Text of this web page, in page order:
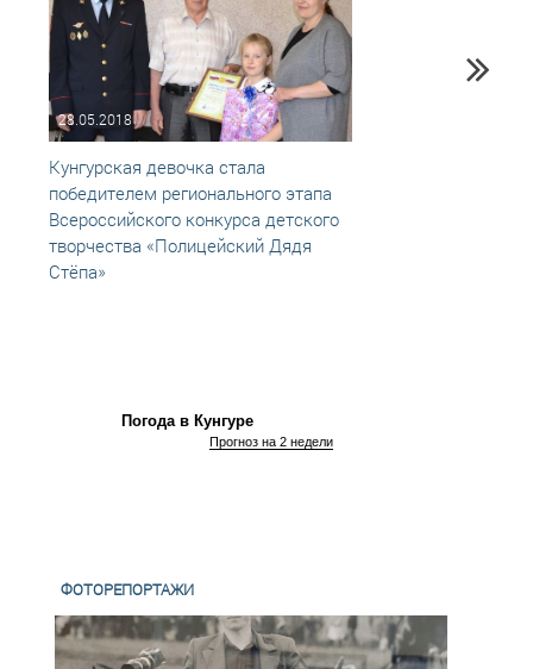
28.05.2018
Кунгурская девочка стала
победителем регионального этапа
Всероссийского конкурса детского
творчества «Полицейский Дядя
Стёпа»
Погода в Кунгуре
Прогноз на 2 недели
ФОТОРЕПОРТАЖИ